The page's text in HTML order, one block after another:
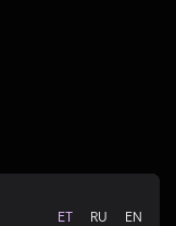
ET RU EN